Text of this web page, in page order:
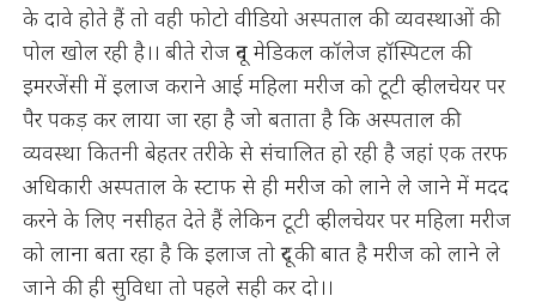
के दावे होते हैं तो वही फोटो वीडियो अस्पताल की व्यवस्थाओं की
पोल खोल रही है।। बीते रोज दून मेडिकल कॉलेज हॉस्पिटल की
इमरजेंसी में इलाज कराने आई महिला मरीज को टूटी व्हीलचेयर पर
पैर पकड़ कर लाया जा रहा है जो बताता है कि अस्पताल की
व्यवस्था कितनी बेहतर तरीके से संचालित हो रही है जहां एक तरफ
अधिकारी अस्पताल के स्टाफ से ही मरीज को लाने ले जाने में मदद
करने के लिए नसीहत देते हैं लेकिन टूटी व्हीलचेयर पर महिला मरीज
को लाना बता रहा है कि इलाज तो दूर की बात है मरीज को लाने ले
जाने की ही सुविधा तो पहले सही कर दो।।